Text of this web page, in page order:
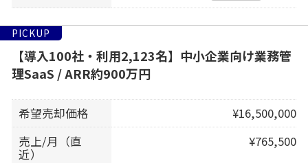
PICKUP
【導入100社・利用2,123名】中小企業向け業務管
理SaaS / ARR約900万円
希望売却価格
¥16,500,000
売上/月（直
近）
¥765,500